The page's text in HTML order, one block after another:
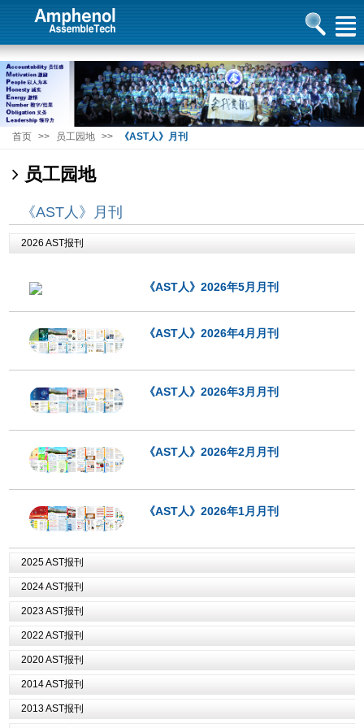
首页 >> 员工园地 >> 《AST人》月刊
员工园地
《AST人》月刊
2026 AST报刊
《AST人》2026年5月月刊
《AST人》2026年4月月刊
《AST人》2026年3月月刊
《AST人》2026年2月月刊
《AST人》2026年1月月刊
2025 AST报刊
2024 AST报刊
2023 AST报刊
2022 AST报刊
2020 AST报刊
2014 AST报刊
2013 AST报刊